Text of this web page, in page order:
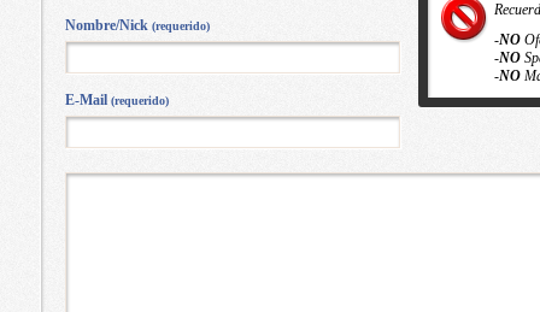
-NO
-NO
-NO
Nombre/Nick (requerido)
E-Mail (requerido)